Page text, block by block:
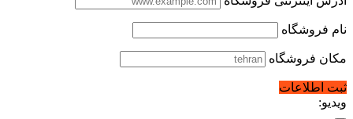
نام فروشگاه
مکان فروشگاه
ثبت اطلاعات
ویدیو: